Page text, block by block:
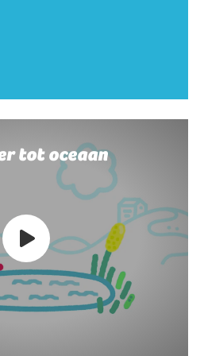
tot oceaan